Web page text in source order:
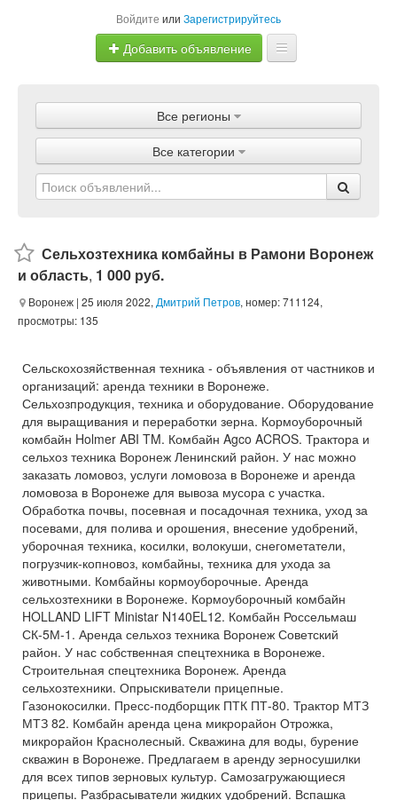
Войдите или Зарегистрируйтесь
Добавить объявление
Объявления
Магазины
Услуги
Все регионы
Все категории
Сельхозтехника комбайны в Рамони Воронеж
и область, 1 000 руб.
Воронеж | 25 июля 2022, Дмитрий Петров, номер: 711124,
просмотры: 135
Сельскохозяйственная техника - объявления от частников и
организаций: аренда техники в Воронеже.
Сельхозпродукция, техника и оборудование. Оборудование
для выращивания и переработки зерна. Кормоуборочный
комбайн Holmer ABI TM. Комбайн Agco ACROS. Трактора и
сельхоз техника Воронеж Ленинский район. У нас можно
заказать ломовоз, услуги ломовоза в Воронеже и аренда
ломовоза в Воронеже для вывоза мусора с участка.
Обработка почвы, посевная и посадочная техника, уход за
посевами, для полива и орошения, внесение удобрений,
уборочная техника, косилки, волокуши, снегометатели,
погрузчик-копновоз, комбайны, техника для ухода за
животными. Комбайны кормоуборочные. Аренда
сельхозтехники в Воронеже. Кормоуборочный комбайн
HOLLAND LIFT Ministar N140EL12. Комбайн Россельмаш
СК-5М-1. Аренда сельхоз техника Воронеж Советский
район. У нас собственная спецтехника в Воронеже.
Строительная спецтехника Воронеж. Аренда
сельхозтехники. Опрыскиватели прицепные.
Газонокосилки. Пресс-подборщик ПТК ПТ-80. Трактор МТЗ
МТЗ 82. Комбайн аренда цена микрорайон Отрожка,
микрорайон Краснолесный. Скважина для воды, бурение
скважин в Воронеже. Предлагаем в аренду зерносушилки
для всех типов зерновых культур. Самозагружающиеся
прицепы. Разбрасыватели жидких удобрений. Вспашка